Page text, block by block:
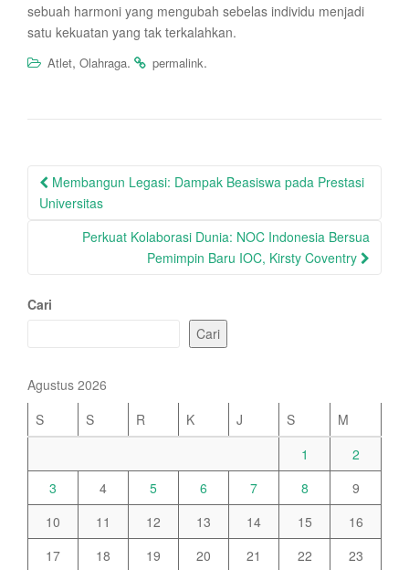
sebuah harmoni yang mengubah sebelas individu menjadi
satu kekuatan yang tak terkalahkan.
Atlet, Olahraga. permalink.
Post
navigation
Membangun Legasi: Dampak Beasiswa pada Prestasi
Universitas
Perkuat Kolaborasi Dunia: NOC Indonesia Bersua
Pemimpin Baru IOC, Kirsty Coventry
Cari
Cari
Agustus 2026
S
S R K J S
M
1
2
3
4 5 6 7 8
9
10
11 12 13 14 15
16
17
18 19 20 21 22
23